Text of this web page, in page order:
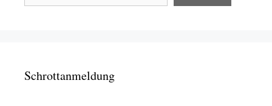
Schrottanmeldung